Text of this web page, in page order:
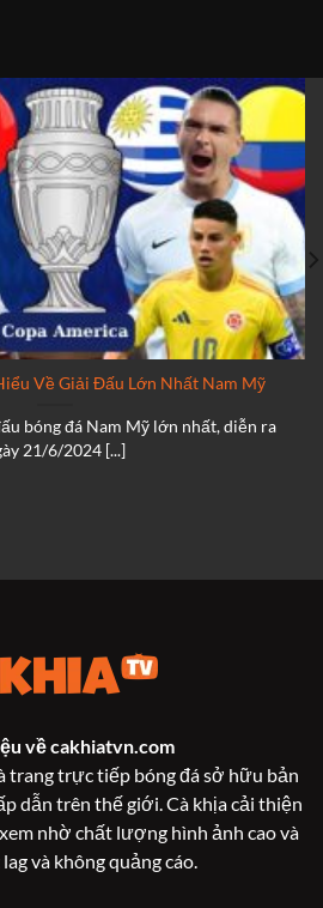
Về Giải Đấu Lớn Nhất Nam Mỹ
bóng đá Nam Mỹ lớn nhất, diễn ra
21/6/2024 [...]
vềcakhiatvn.com
trang trực tiếp bóng đá sở hữu bản
dẫn trên thế giới. Cà khịa cải thiện
nhờ chất lượng hình ảnh cao và
và không quảng cáo.